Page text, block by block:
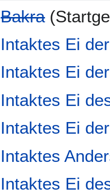
Bakra
Intaktes Ei
Intaktes Ei
Intaktes Ei
Intaktes Ei
Intaktes
Intaktes Ei